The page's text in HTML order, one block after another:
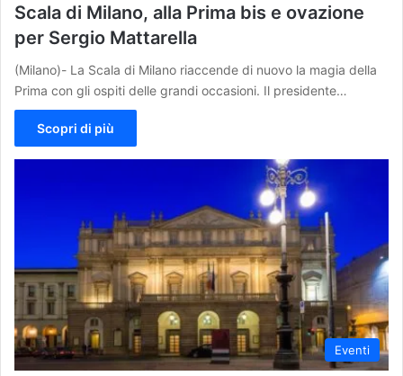
Scala di Milano, alla Prima bis e ovazione
per Sergio Mattarella
(Milano)- La Scala di Milano riaccende di nuovo la magia della
Prima con gli ospiti delle grandi occasioni. Il presidente…
Scopri di più
Eventi